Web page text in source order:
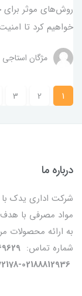
روش‌های موثر برای
خواهیم کرد تا
مژگان استاجی
1
2
3
درباره ما
مواد مصرفی با هدف
به ارائه محصولات
شماره تماس:
02188812936